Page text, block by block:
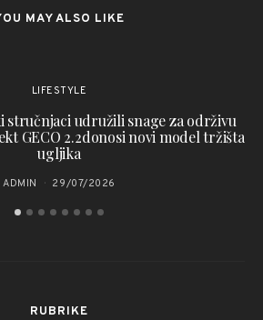
MAY ALSO LIKE
LIFESTYLE
stručnjaci udružili snage za održivu
GECO 2.2donosi novi model tržišta
ugljika
ADMIN 29/07/2026
RUBRIKE